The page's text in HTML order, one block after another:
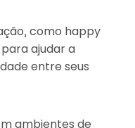
como happy
ajudar a
entre seus
ambientes de